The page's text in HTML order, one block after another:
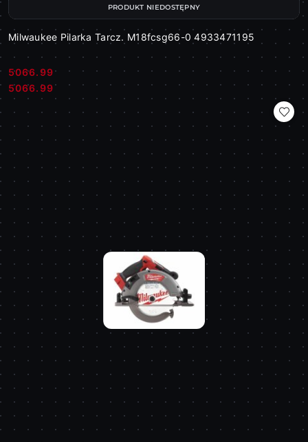
Milwaukee Pilarka Tarcz. M18fcsg66-0 4933471195
Cena:
5066.99
Cena:
5066.99
PRODUKT NIEDOSTĘPNY